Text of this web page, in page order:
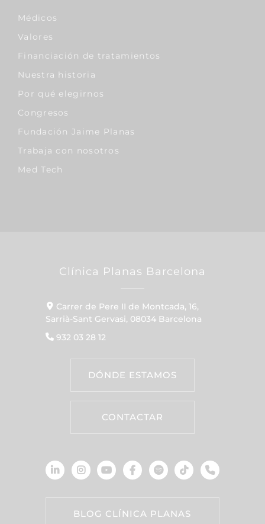
Médicos
Valores
Financiación de tratamientos
Nuestra historia
Por qué elegirnos
Congresos
Fundación Jaime Planas
Trabaja con nosotros
Med Tech
Clínica Planas Barcelona
Carrer de Pere II de Montcada, 16,
Sarrià-Sant Gervasi, 08034 Barcelona
932 03 28 12
DÓNDE ESTAMOS
CONTACTAR
BLOG CLÍNICA PLANAS